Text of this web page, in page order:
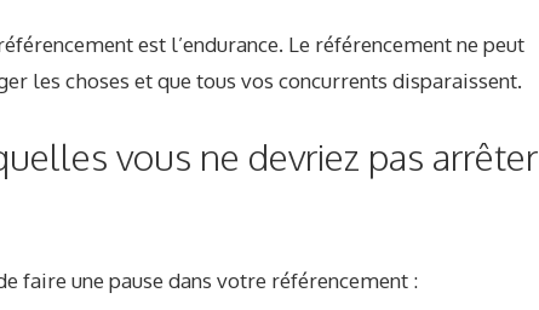
est l’endurance. Le référencement ne peut
les choses et que tous vos concurrents disparaissent.
vous ne devriez pas arrêter
faire une pause dans votre référencement :